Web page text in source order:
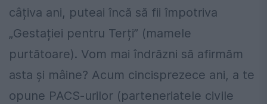
câțiva ani, puteai încă să fii împotriva
„Gestației pentru Terți” (mamele
purtătoare). Vom mai îndrăzni să afirmăm
asta și mâine? Acum cincisprezece ani, a te
opune PACS-urilor (parteneriatele civile